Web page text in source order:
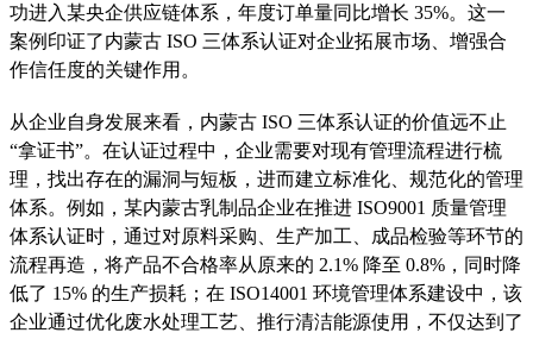
功进入某央企供应链体系，年度订单量同比增长 35%。这一
案例印证了内蒙古 ISO 三体系认证对企业拓展市场、增强合
作信任度的关键作用。
从企业自身发展来看，内蒙古 ISO 三体系认证的价值远不止
“拿证书”。在认证过程中，企业需要对现有管理流程进行梳
理，找出存在的漏洞与短板，进而建立标准化、规范化的管理
体系。例如，某内蒙古乳制品企业在推进 ISO9001 质量管理
体系认证时，通过对原料采购、生产加工、成品检验等环节的
流程再造，将产品不合格率从原来的 2.1% 降至 0.8%，同时降
低了 15% 的生产损耗；在 ISO14001 环境管理体系建设中，该
企业通过优化废水处理工艺、推行清洁能源使用，不仅达到了